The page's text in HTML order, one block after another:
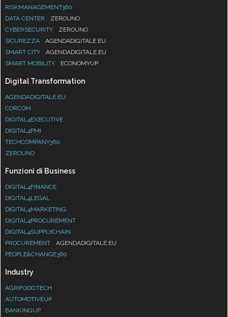
RISKMANAGEMENT360
DATA CENTER
ZEROUNO
CYBERSECURITY
ZEROUNO
SICUREZZA
AGENDADIGITALE.EU
SMART CITY
AGENDADIGITALE.EU
SMART MOBILITY
ECONOMYUP
Digital Transformation
AGENDADIGITALE.EU
CORCOM
DIGITAL4EXECUTIVE
DIGITAL4PMI
TECHCOMPANY360
ZEROUNO
Funzioni di Business
DIGITAL4FINANCE
DIGITAL4LEGAL
DIGITAL4MARKETING
DIGITAL4PROCUREMENT
DIGITAL4SUPPLYCHAIN
PROCUREMENT
AGENDADIGITALE.EU
PEOPLE&CHANGE360
Industry
AGRIFOOD.TECH
AUTOMOTIVEUP
BANKINGUP